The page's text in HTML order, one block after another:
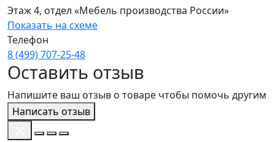
Этаж 4, отдел «Мебель производства России»
Показать на схеме
Телефон
8 (499) 707‑25‑48
Оставить отзыв
Напишите ваш отзыв о товаре чтобы помочь другим
Написать отзыв